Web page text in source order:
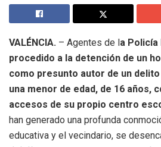
VALÉNCIA. – Agentes de l a Policía
procedido a la detención de un
como presunto autor de un
una menor de edad, de 16 años,
accesos de su propio centro
han generado una profunda
educativa y el vecindario, se